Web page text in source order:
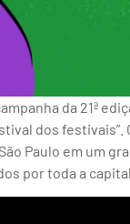
da 21ª
dos
Paulo em um
por toda a capital.